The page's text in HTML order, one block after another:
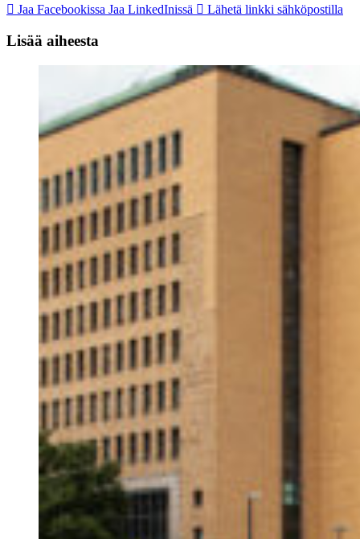
Jaa Facebookissa Jaa LinkedInissä Lähetä linkki sähköpostilla
Lisää aiheesta